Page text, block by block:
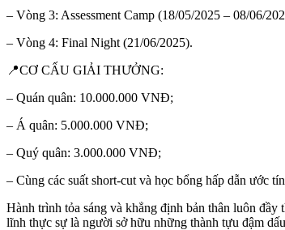
– Vòng 3: Assessment Camp (18/05/2025 – 08/06/
– Vòng 4: Final Night (21/06/2025).
📍CƠ CẤU GIẢI THƯỞNG:
– Quán quân: 10.000.000 VNĐ;
– Á quân: 5.000.000 VNĐ;
– Quý quân: 3.000.000 VNĐ;
– Cùng các suất short-cut và học bổng hấp dẫn ước
Hành trình tỏa sáng và khẳng định bản thân luôn
lĩnh thực sự là người sở hữu những thành tựu đậm